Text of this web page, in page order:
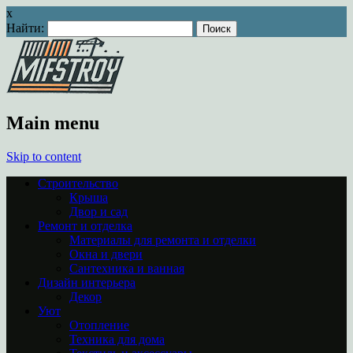
x
Найти:
Main menu
Skip to content
Строительство
Крыша
Двор и сад
Ремонт и отделка
Материалы для ремонта и отделки
Окна и двери
Сантехника и ванная
Дизайн интерьера
Декор
Уют
Отопление
Техника для дома